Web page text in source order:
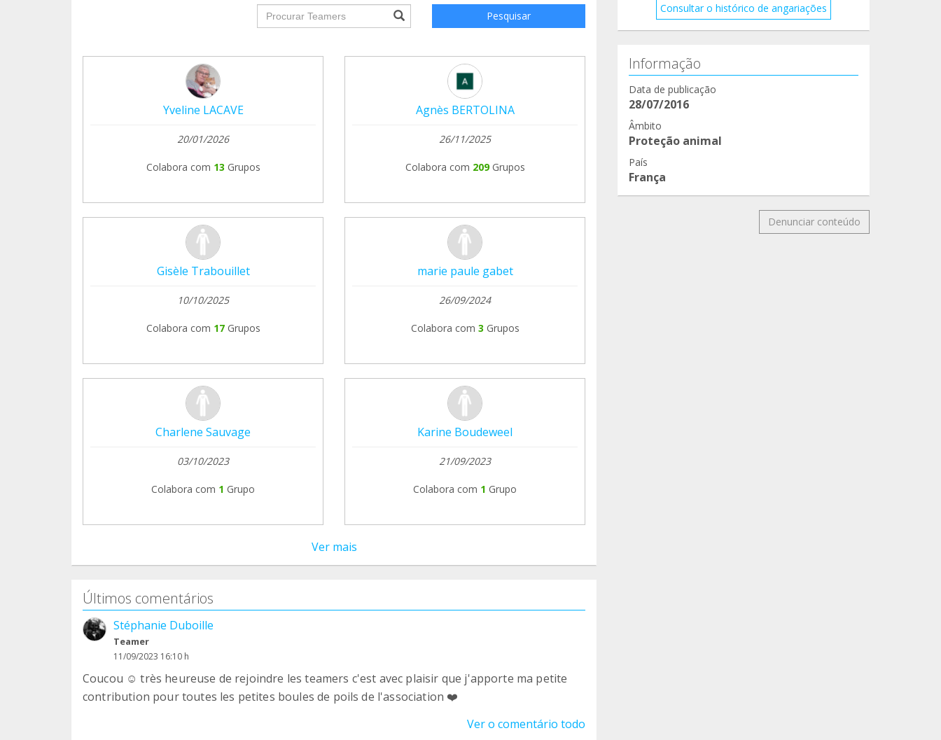
groupProfile.searchForm.search.text??? Pesquisar
Yveline LACAVE
20/01/2026
Colabora com 13 Grupos
Agnès BERTOLINA
26/11/2025
Colabora com 209 Grupos
Gisèle Trabouillet
10/10/2025
Colabora com 17 Grupos
marie paule gabet
26/09/2024
Colabora com 3 Grupos
Charlene Sauvage
03/10/2023
Colabora com 1 Grupo
Karine Boudeweel
21/09/2023
Colabora com 1 Grupo
Ver mais
Últimos comentários
Stéphanie Duboille
Teamer
11/09/2023 16:10 h
Coucou ☺️ très heureuse de rejoindre les teamers c'est avec plaisir que j'apporte ma petite
contribution pour toutes les petites boules de poils de l'association ❤️
Ver o comentário todo
Consultar o histórico de angariações
Informação
Data de publicação
28/07/2016
Âmbito
Proteção animal
País
França
Denunciar conteúdo